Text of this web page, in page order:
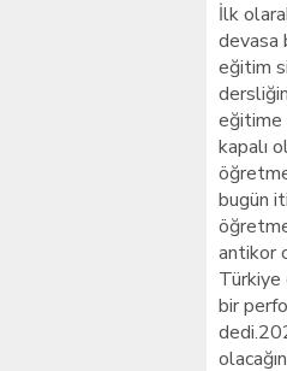
İlk
devasa
eğitim
eğitime
kapalı
bugün
antikor
Türkiye
bir